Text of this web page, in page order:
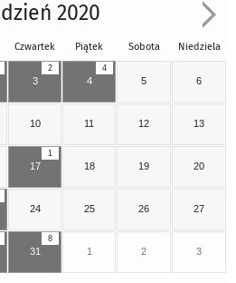
2020
Czwartek Piątek Sobota Niedziela
2
3
4
4 5 6
10 11 12 13
1
17 18 19 20
24 25 26 27
8
31 1 2 3